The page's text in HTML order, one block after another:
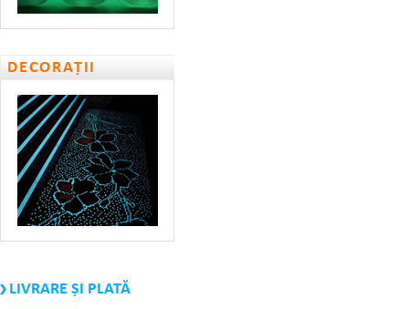
DECORAȚII
LIVRARE ȘI PLATĂ